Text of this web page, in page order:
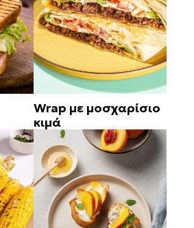
Wrap με μοσχαρίσιο
κιμά